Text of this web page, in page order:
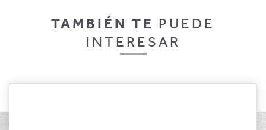
TAMBIÉN TE
PUEDE
INTERESAR